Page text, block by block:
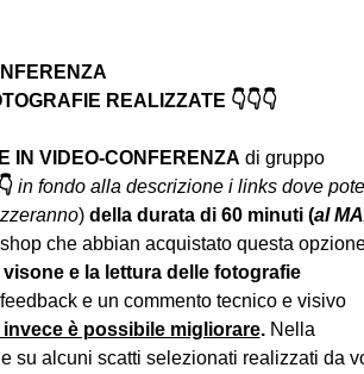
REALIZZATE 👇👇👇
IN VIDEO-CONFERENZA di gruppo
👇 in fondo alla descrizione i links dove
) della durata di 60 minuti (al
che abbian acquistato questa
visone e la lettura delle fotografie
e un commento tecnico e visivo
è possibile migliorare. Nella
su alcuni scatti selezionati realizzati da